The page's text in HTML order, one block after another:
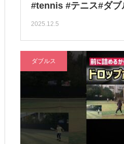
#tennis #テニス#ダブ
2025.12.5
ダブルス